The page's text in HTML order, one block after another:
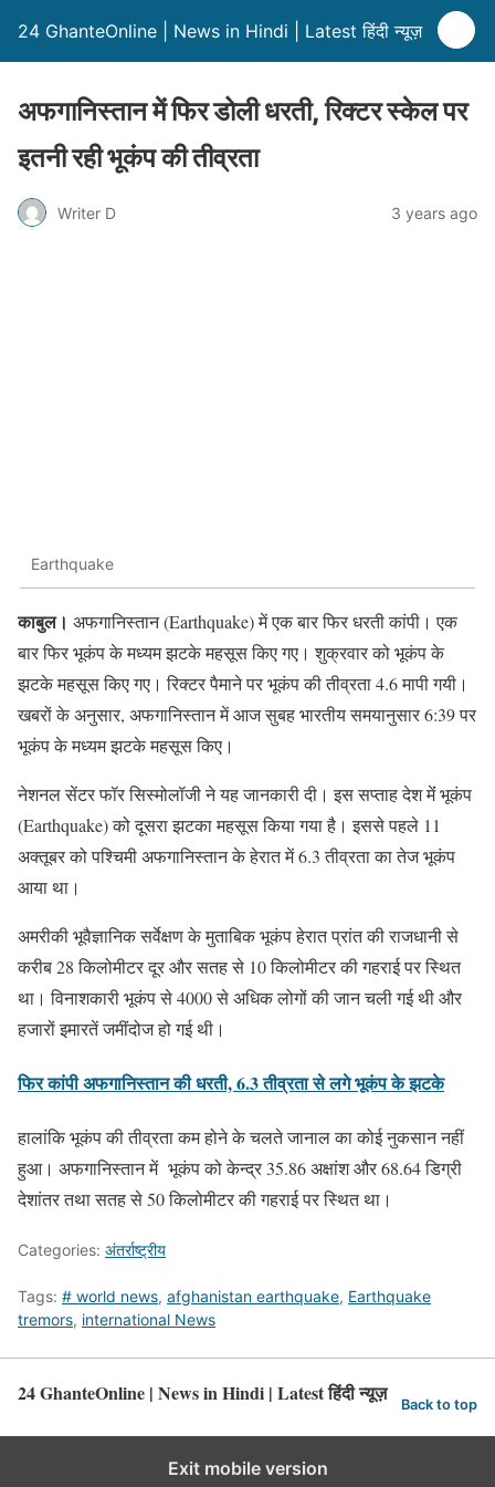
24 GhanteOnline | News in Hindi | Latest हिंदी न्यूज़
अफगानिस्तान में फिर डोली धरती, रिक्टर स्केल पर
इतनी रही भूकंप की तीव्रता
Writer D 3 years ago
Earthquake
काबुल। अफगानिस्तान (Earthquake) में एक बार फिर धरती कांपी। एक
बार फिर भूकंप के मध्यम झटके महसूस किए गए। शुक्रवार को भूकंप के
झटके महसूस किए गए। रिक्टर पैमाने पर भूकंप की तीव्रता 4.6 मापी गयी।
खबरों के अनुसार, अफगानिस्तान में आज सुबह भारतीय समयानुसार 6:39 पर
भूकंप के मध्यम झटके महसूस किए।
नेशनल सेंटर फॉर सिस्मोलॉजी ने यह जानकारी दी। इस सप्ताह देश मेंं भूकंप
(Earthquake) को दूसरा झटका महसूस किया गया है। इससे पहले 11
अक्तूबर को पश्चिमी अफगानिस्तान के हेरात में 6.3 तीव्रता का तेज भूकंप
आया था।
अमरीकी भूवैज्ञानिक सर्वेक्षण के मुताबिक भूकंप हेरात प्रांत की राजधानी से
करीब 28 किलोमीटर दूर और सतह से 10 किलोमीटर की गहराई पर स्थित
था। विनाशकारी भूकंप से 4000 से अधिक लोगों की जान चली गई थी और
हजारों इमारतें जमींदोज हो गई थी।
फिर कांपी अफगानिस्तान की धरती, 6.3 तीव्रता से लगे भूकंप के झटके
हालांकि भूकंप की तीव्रता कम होने के चलते जानाल का कोई नुकसान नहीं
हुआ। अफगानिस्तान में भूकंप को केन्द्र 35.86 अक्षांश और 68.64 डिग्री
देशांतर तथा सतह से 50 किलोमीटर की गहराई पर स्थित था।
Categories: अंतर्राष्ट्रीय
Tags: # world news, afghanistan earthquake, Earthquake
tremors, international News
24 GhanteOnline | News in Hindi | Latest हिंदी न्यूज़ Back to top
Exit mobile version